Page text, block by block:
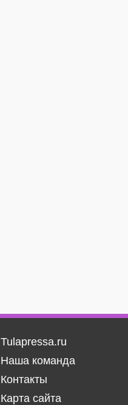
Tulapressa.ru
Наша команда
Контакты
Карта сайта